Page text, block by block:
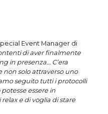
Event Manager di
di aver finalmente
in presenza… C’era
non solo attraverso uno
seguito tutti i protocolli
essere in
e di voglia di stare